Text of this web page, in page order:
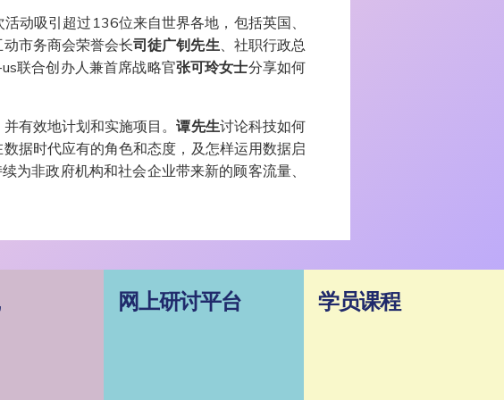
动吸引超过136位来自世界各地，包括英国、
市务商会荣誉会长司徒广钊先生、社职行政总
联合创办人兼首席战略官张可玲女士分享如何
有效地计划和实施项目。谭先生讨论科技如何
据时代应有的角色和态度，及怎样运用数据启
为非政府机构和社会企业带来新的顾客流量、
网上研讨平台 学员课程